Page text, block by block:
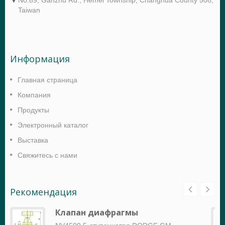
Taiwan
Информация
Главная страница
Компания
Продукты
Электронный каталог
Выставка
Свяжитесь с нами
Рекомендация
Клапан диафрагмы